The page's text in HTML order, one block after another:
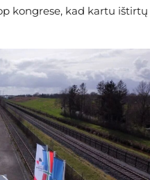
kongrese, kad kartu ištirtų